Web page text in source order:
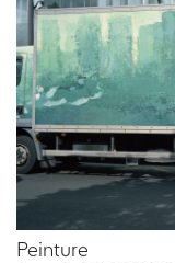
Peinture